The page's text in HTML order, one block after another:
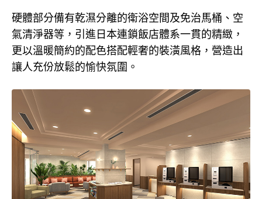
硬體部分備有乾濕分離的衛浴空間及免治馬桶、空
氣清淨器等，引進日本連鎖飯店體系一貫的精緻，
更以溫暖簡約的配色搭配輕奢的裝潢風格，營造出
讓人充份放鬆的愉快氛圍。